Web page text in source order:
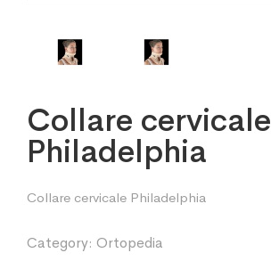
Collare cervicale
Philadelphia
Collare cervicale Philadelphia
Category: Ortopedia